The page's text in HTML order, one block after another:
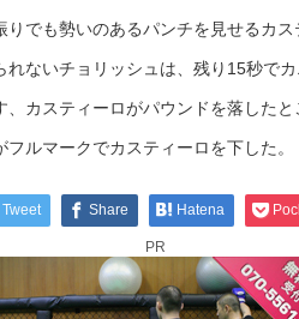
りでも勢いのあるパンチを見せるカ
れないチョリッシュは、残り15秒で
、カスティーロがパウンドを落した
フルマークでカスティーロを下した。
Tweet Share Hatena
PR